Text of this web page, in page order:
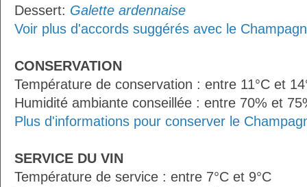
Dessert: Galette ardennaise
Voir plus d'accords suggérés avec le
CONSERVATION
Température de conservation : entre 11°C et
Humidité ambiante conseillée : entre 70% et
Plus d'informations pour conserver le
SERVICE DU VIN
Température de service : entre 7°C et 9°C